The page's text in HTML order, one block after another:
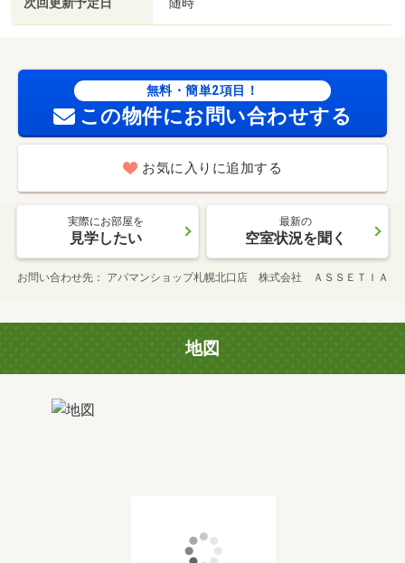
無料・簡単2項目！
この物件にお問い合わせする
お気に入りに追加する
実際にお部屋を
見学したい
最新の
空室状況を聞く
お問い合わせ先 アパマンショップ札幌北口店 株式会社 ＡＳＳＥＴＩＡ
地図